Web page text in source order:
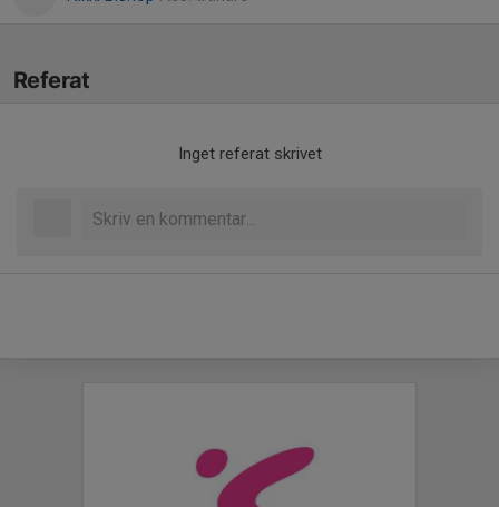
Referat
Inget referat skrivet